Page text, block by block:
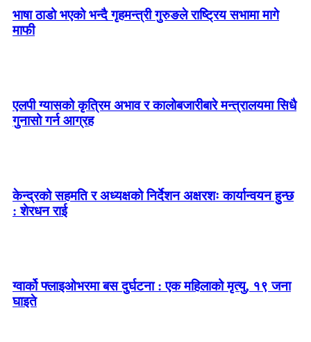
भाषा ठाडो भएको भन्दै गृहमन्त्री गुरुङले राष्ट्रिय सभामा मागे
माफी
एलपी ग्यासको कृत्रिम अभाव र कालोबजारीबारे मन्त्रालयमा सिधै
गुनासो गर्न आग्रह
केन्द्रको सहमति र अध्यक्षको निर्देशन अक्षरशः कार्यान्वयन हुन्छ
: शेरधन राई
ग्वार्को फ्लाइओभरमा बस दुर्घटना : एक महिलाको मृत्यु, १९ जना
घाइते